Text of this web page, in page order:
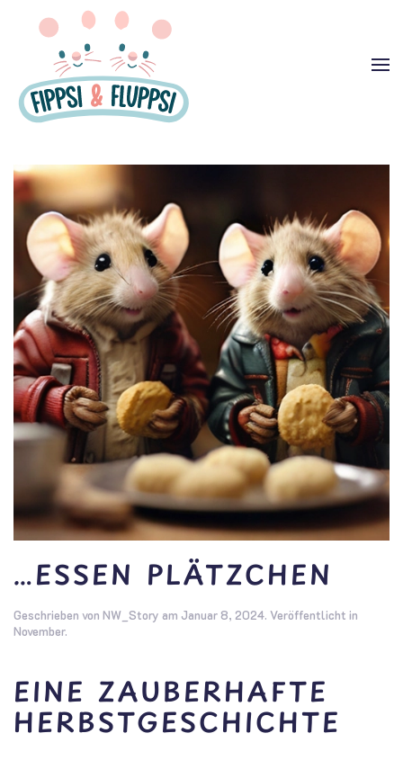
Zum Hauptinhalt springen
…ESSEN PLÄTZCHEN
Geschrieben von NW_Story am Januar 8, 2024. Veröffentlicht in
November.
EINE ZAUBERHAFTE
HERBSTGESCHICHTE